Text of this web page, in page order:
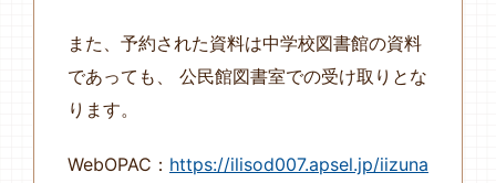
また、予約された資料は中学校図書館の資料
であっても、 公民館図書室での受け取りとな
ります。
WebOPAC： https://ilisod007.apsel.jp/iizuna